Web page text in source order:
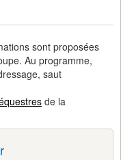
sont proposées
Au programme,
saut
de la